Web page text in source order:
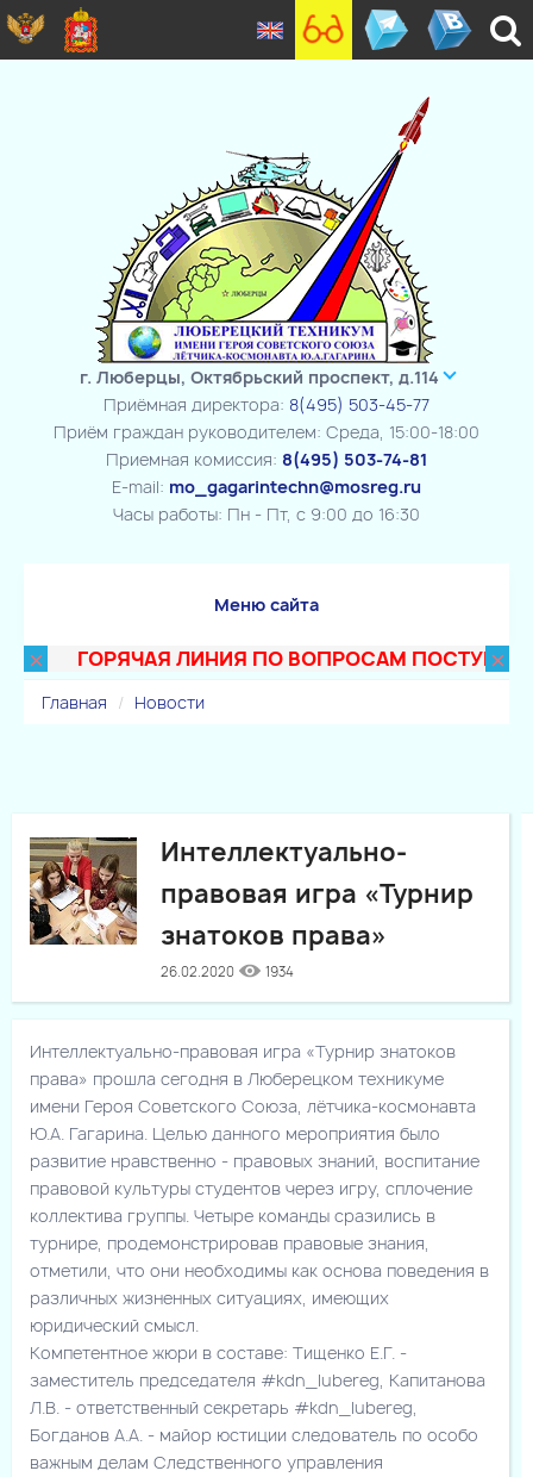
г. Люберцы, Октябрьский проспект, д.114
Приёмная директора: 8(495) 503-45-77
Приём граждан руководителем: Среда, 15:00-18:00
Приемная комиссия: 8(495) 503-74-81
E-mail: mo_gagarintechn@mosreg.ru
Часы работы: Пн - Пт, с 9:00 до 16:30
Меню сайта
× ГОРЯЧАЯ ЛИНИЯ ПО ВОПРОСАМ ×
Главная Новости
Интеллектуально-
правовая игра «Турнир
знатоков права»
26.02.2020 1934
Интеллектуально-правовая игра «Турнир знатоков
права» прошла сегодня в Люберецком техникуме
имени Героя Советского Союза, лётчика-космонавта
Ю.А. Гагарина. Целью данного мероприятия было
развитие нравственно - правовых знаний, воспитание
правовой культуры студентов через игру, сплочение
коллектива группы. Четыре команды сразились в
турнире, продемонстрировав правовые знания,
отметили, что они необходимы как основа поведения в
различных жизненных ситуациях, имеющих
юридический смысл.
Компетентное жюри в составе: Тищенко Е.Г. -
заместитель председателя #kdn_lubereg, Капитанова
Л.В. - ответственный секретарь #kdn_lubereg,
Богданов А.А. - майор юстиции следователь по особо
важным делам Следственного управления